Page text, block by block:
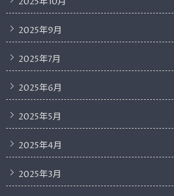
2025年9月
2025年7月
2025年6月
2025年5月
2025年4月
2025年3月